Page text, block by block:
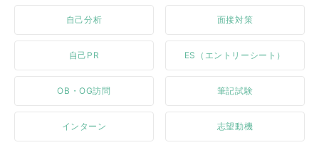
自己分析 面接対策
自己PR ES（エントリーシート）
OB・OG訪問 筆記試験
インターン 志望動機